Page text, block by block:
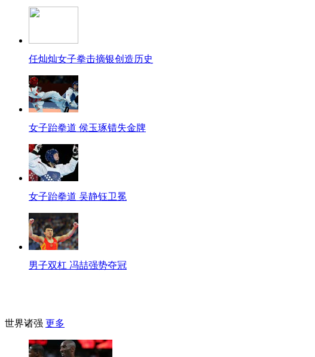
任灿灿女子拳击摘银创造历史
女子跆拳道 侯玉琢错失金牌
女子跆拳道 吴静钰卫冕
男子双杠 冯喆强势夺冠
世界诸强 更多